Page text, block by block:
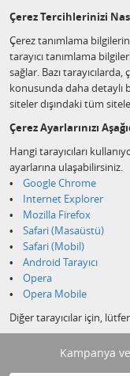
Çerez Tercihlerinizi
Çerez tanımlama
tarayıcı tanımlama
sağlar. Bazı
konusunda daha detaylı
siteler dışındaki tüm
Çerez Ayarlarınızı
Hangi tarayıcıları
ayarlarına ulaşabilirsiniz.
• Google Chrome
• Internet Explorer
• Mozilla Firefox
• Safari (Masaüstü)
• Safari (Mobil)
• Android Tarayıcı
• Opera
• Opera Mobile
Diğer tarayıcılar için,
Kampanya